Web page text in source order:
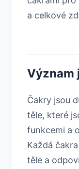
a celkové
Význam
Čakry jsou
těle, které
funkcemi a
Každá
těle a